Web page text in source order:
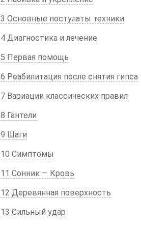
3 Основные постулаты техники
4 Диагностика и лечение
5 Первая помощь
6 Реабилитация после снятия гипса
7 Вариации классических правил
8 Гантели
9 Шаги
10 Симптомы
11 Сонник — Кровь
12 Деревянная поверхность
13 Сильный удар